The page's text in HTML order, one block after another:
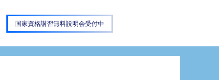
国家資格講習無料説明会受付中